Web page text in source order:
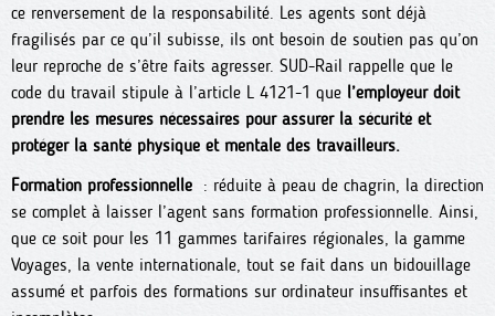
ce renversement de la responsabilité. Les agents sont déjà
fragilisés par ce qu’il subisse, ils ont besoin de soutien pas qu’on
leur reproche de s’être faits agresser. SUD-Rail rappelle que le
code du travail stipule à l’article L 4121-1 que l’employeur doit
prendre les mesures nécessaires pour assurer la sécurité et
protéger la santé physique et mentale des travailleurs.
Formation professionnelle : réduite à peau de chagrin, la direction
se complet à laisser l’agent sans formation professionnelle. Ainsi,
que ce soit pour les 11 gammes tarifaires régionales, la gamme
Voyages, la vente internationale, tout se fait dans un bidouillage
assumé et parfois des formations sur ordinateur insuffisantes et